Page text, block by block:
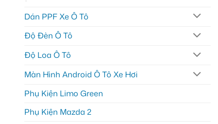
Dán PPF Xe Ô Tô
Độ Đèn Ô Tô
Độ Loa Ô Tô
Màn Hình Android Ô Tô Xe Hơi
Phụ Kiện Limo Green
Phụ Kiện Mazda 2